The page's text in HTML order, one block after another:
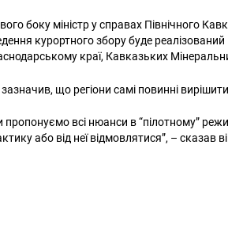
боку міністр у справах Північного
курортного збору буде
краї, Кавказьких
зазначив, що регіони самі повинні
пропонуємо всі нюанси в “пілотному”
або від неї відмовлятися”, – сказав